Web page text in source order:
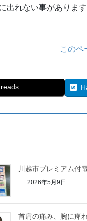
出れない事がありま
このペ
川越市プレミアム付
2026年5月9日
首肩の痛み、腕に痺